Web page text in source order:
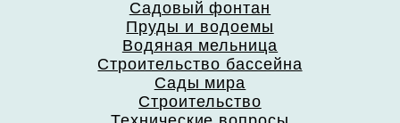
Садовый фонтан
Пруды и водоемы
Водяная мельница
Строительство бассейна
Сады мира
Строительство